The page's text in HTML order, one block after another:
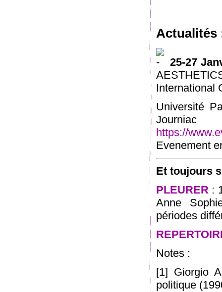
Actualités
25-27
International
Université
https://
Evenement
Et toujours
PLEURER :
Anne
périodes
Notes :
[1] Giorgio
politique